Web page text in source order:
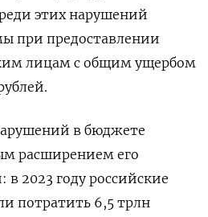
этих нарушений
при предоставлении
лицам с общим ущербом
в бюджете
расширением его
в 2023 году российские
потратить 6,5 трлн